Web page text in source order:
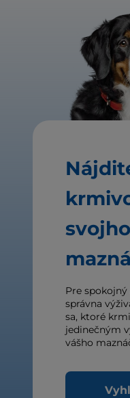
svojho
Pre
správna
sa, ktoré
jedinečným
vášho